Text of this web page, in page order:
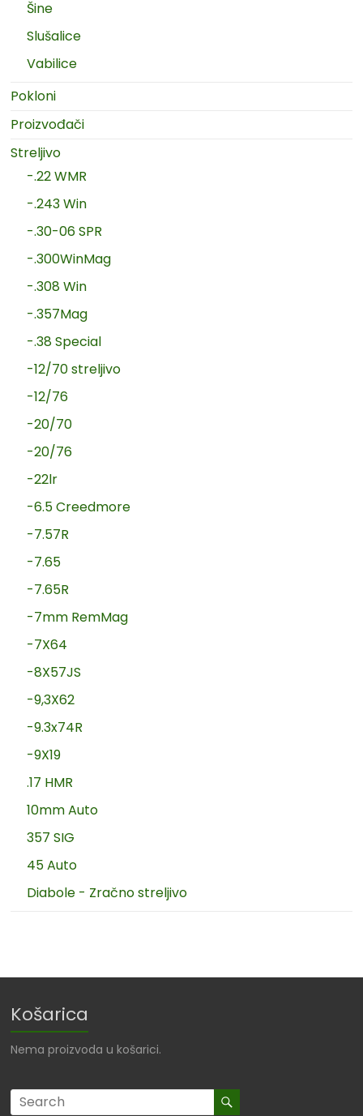
Šine
Slušalice
Vabilice
Pokloni
Proizvođači
Streljivo
-.22 WMR
-.243 Win
-.30-06 SPR
-.300WinMag
-.308 Win
-.357Mag
-.38 Special
-12/70 streljivo
-12/76
-20/70
-20/76
-22lr
-6.5 Creedmore
-7.57R
-7.65
-7.65R
-7mm RemMag
-7X64
-8X57JS
-9,3X62
-9.3x74R
-9X19
.17 HMR
10mm Auto
357 SIG
45 Auto
Diabole - Zračno streljivo
Košarica
Nema proizvoda u košarici.